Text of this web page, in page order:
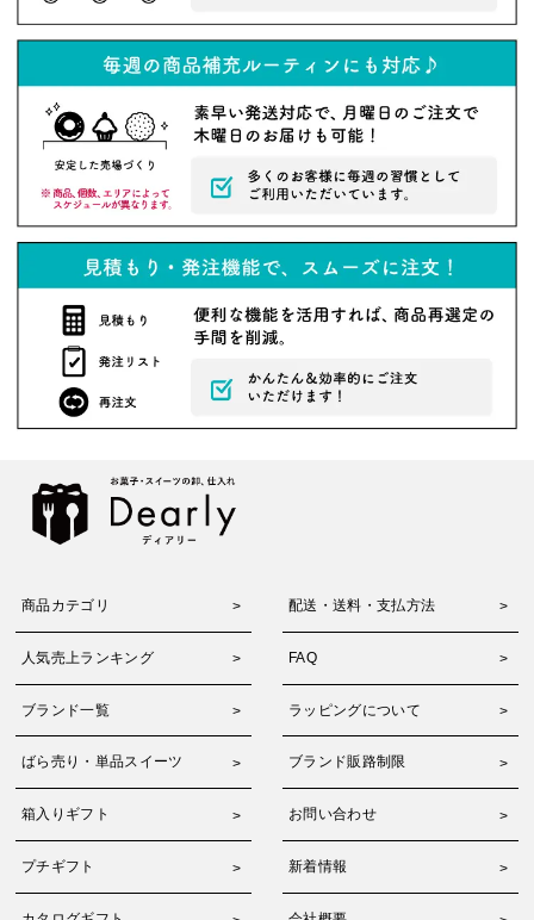
商品カテゴリ 配送・送料・支払方法
人気売上ランキング FAQ
ブランド一覧 ラッピングについて
ばら売り・単品スイーツ ブランド販路制限
箱入りギフト お問い合わせ
プチギフト 新着情報